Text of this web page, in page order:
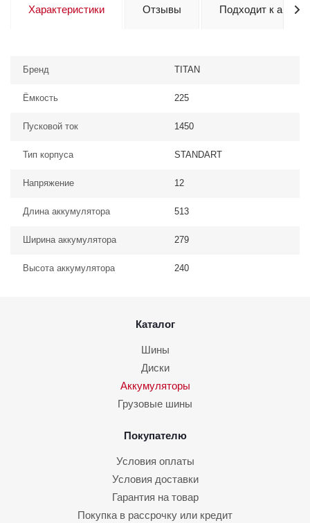
Характеристики Отзывы Подходит к авто
Бренд TITAN
Ёмкость 225
Пусковой ток 1450
Тип корпуса STANDART
Напряжение 12
Длина аккумулятора 513
Ширина аккумулятора 279
Высота аккумулятора 240
Каталог
Шины
Диски
Аккумуляторы
Грузовые шины
Покупателю
Условия оплаты
Условия доставки
Гарантия на товар
Покупка в рассрочку или кредит